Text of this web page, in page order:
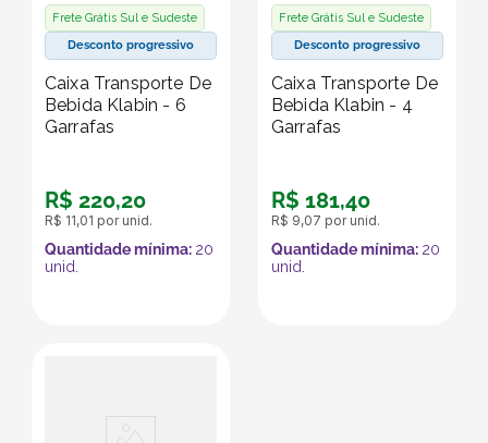
Frete Grátis Sul e Sudeste
Desconto progressivo
Caixa Transporte De
Bebida Klabin - 6
Garrafas
R$ 220,20
R$ 11,01 por unid.
Quantidade mínima: 20
unid.
Frete Grátis Sul e Sudeste
Desconto progressivo
Caixa Transporte De
Bebida Klabin - 4
Garrafas
R$ 181,40
R$ 9,07 por unid.
Quantidade mínima: 20
unid.